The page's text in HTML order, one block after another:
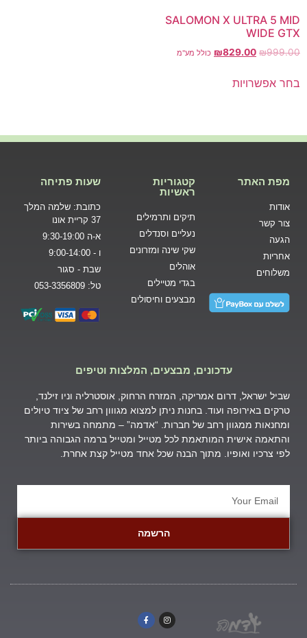
SALOMON X ULTRA 5 MID
WIDE GTX
₪999.00
₪829.00 כולל מע"מ
בחר אפשרויות
מפת האתר
אודות
צור קשר
הגעה
אחריות
משלוחים
קטגוריות
ראשיות
תיקים ותרמילים
נעליים וסנדלים
שקי שינה ומזרונים
אוהלים
בגדי מטיילים
מבצעים וחיסולים
שעות פתיחה
כתובת: שלמה המלך
37 קריית אונו
א-ה 9:30-19:00
ו - 9:00-14:00
שבת - סגור
טל: 053-3356809
עדכונים, מבצעים, המלצות וטיפים
שביל ישראל, דרום אמריקה, המזרח הרחוק, אוסטרליה וניו זילנד,
טרקים באירופה ועוד. בחנות ניתן למצוא מגווון רחב של ציוד טיולים
ומחנאות ממגוון רחב של חברות. “אדמה” – מתמחה בשירות
והתאמה אישית המותאמת לכל מטייל ומטייל ברמה הגבוהה ביותר
לפי צרכיו ואופיו. מתוך הבנה שכל אחד מטייל קצת אחרת.
הרשמה